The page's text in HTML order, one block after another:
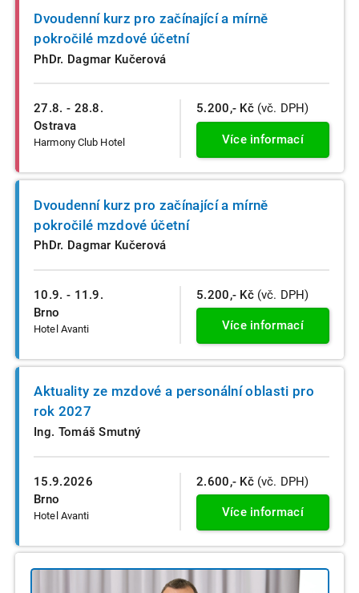
27.8. - 28.8.
Ostrava
Harmony Club Hotel
Dvoudenní kurz pro začínající a mírně
pokročilé mzdové účetní
PhDr. Dagmar Kučerová
5.200,- Kč (vč. DPH)
Více informací
10.9. - 11.9.
Brno
Hotel Avanti
Dvoudenní kurz pro začínající a mírně
pokročilé mzdové účetní
PhDr. Dagmar Kučerová
5.200,- Kč (vč. DPH)
Více informací
15.9.2026
Brno
Hotel Avanti
Aktuality ze mzdové a personální oblasti pro
rok 2027
Ing. Tomáš Smutný
2.600,- Kč (vč. DPH)
Více informací